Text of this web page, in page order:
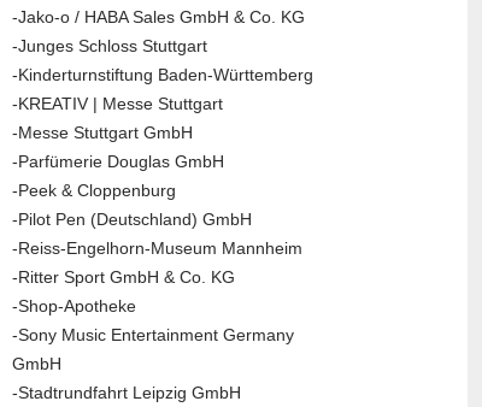
-Jako-o / HABA Sales GmbH & Co. KG
-Junges Schloss Stuttgart
-Kinderturnstiftung Baden-Württemberg
-KREATIV | Messe Stuttgart
-Messe Stuttgart GmbH
-Parfümerie Douglas GmbH
-Peek & Cloppenburg
-Pilot Pen (Deutschland) GmbH
-Reiss-Engelhorn-Museum Mannheim
-Ritter Sport GmbH & Co. KG
-Shop-Apotheke
-Sony Music Entertainment Germany
GmbH
-Stadtrundfahrt Leipzig GmbH